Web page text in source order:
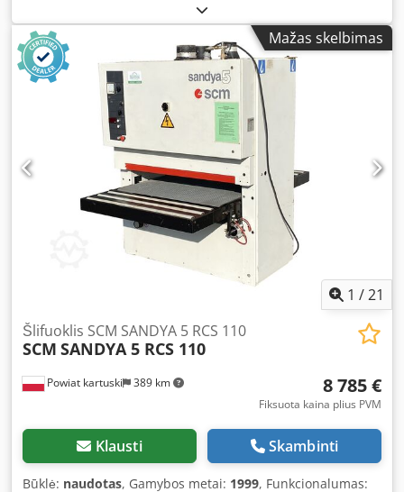
, įvesties srovės tipas:
Pagaminta Vokietijoje – Bateliai su pneumatiniu
prispaudimu TECHNINIAI PARAMETRAI: – Šlifavimo plotis:
1100 mm – Maks. šlifavimo aukštis: 150 mm – Min. ruošinio
ilgis: 600 mm – Variklių galia: 2 x 15 kW – Abu agregatai su
bateliais – Pneumatiniai bateliai su prispaudimu – Batelių
spaudimo reguliavimas – Guminiai volai: 70 shor'e –
Pneumatinė osciliacija – Valymo šepetys – Pagalbiniai stalai
su voleliais – Sklandžiai reguliuojamas padavimas –
Padavimo greitis: 4-13 m/min – Antgalių skersmuo: 3 x 200
mm – Įrenginio matmenys (ilgis/plotis/aukštis): 250 x 200 x
210 cm – Svoris: ~ 2500 kg Dedsyyv Auopfx Ancekr
Mažas skelbimas
1 /21
Powiat kartuski 389 km
Šlifuoklis SCM SANDYA 5 RCS 110
SCM SANDYA 5 RCS 110
8 785 €
Fiksuota kaina plius PVM
Klausti Skambinti
Būklė: naudotas, Gamybos metai: 1999, Funkcionalumas: